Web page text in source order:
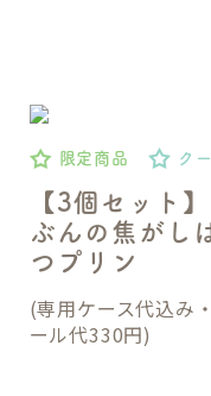
【3個セット
ぶんの焦がし
つプリン
限定商品 ク
(専用ケース代込み
ール代330円)